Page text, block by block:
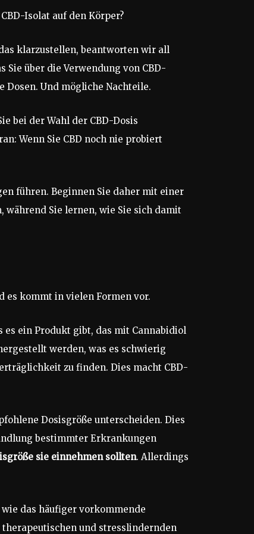
Isolat auf den Körper?
klarzustellen, beantworten wir all
über die Verwendung von CBD-
Und mögliche Nachteile.
bei der Wahl der CBD-Dosis
Wenn Sie CBD noch nie probiert
führen. Beginnen Sie daher mit einer
während Sie lernen, wie Sie sich damit
es kommt in vielen Formen vor.
es ein Produkt gibt, das mit Cannabidiol
werden, was es schwierig
zu finden. Dies macht CBD-
Dosisgröße unterscheiden. Dies
bestimmter Erkrankungen
sie einnehmen sollten. Allerdings
das häufiger vorkommende
und stresslindernden